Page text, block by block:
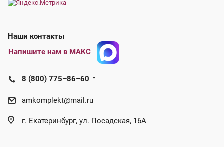
Наши контакты
Напишите нам в МАКС
8 (800) 775–86–60
amkomplekt@mail.ru
г. Екатеринбург, ул. Посадская, 16А